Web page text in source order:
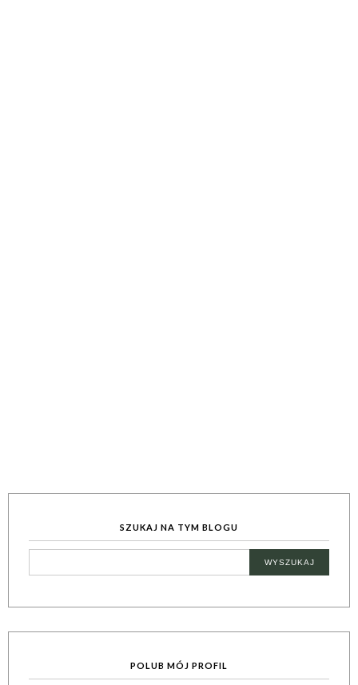
SZUKAJ NA TYM BLOGU
POLUB MÓJ PROFIL